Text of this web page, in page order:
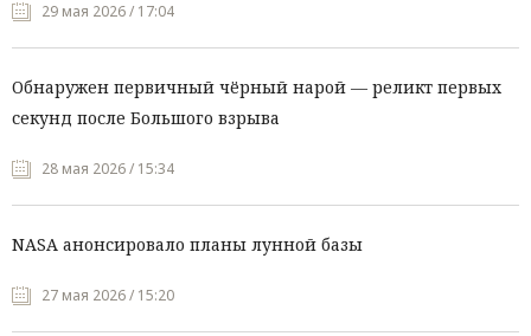
29 мая 2026 / 17:04
Обнаружен первичный чёрный нарой — реликт первых
секунд после Большого взрыва
28 мая 2026 / 15:34
NASA анонсировало планы лунной базы
27 мая 2026 / 15:20